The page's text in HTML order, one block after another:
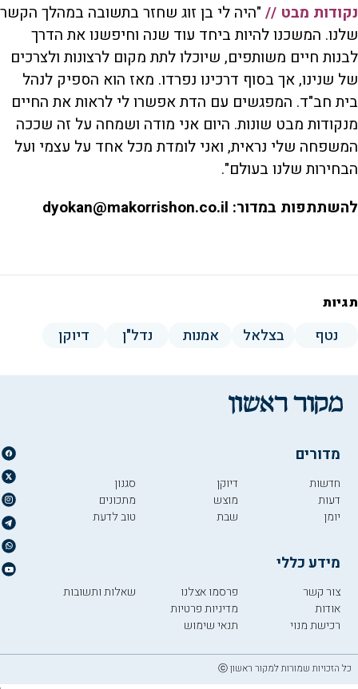
נקודות מבט // "היה לי בן זוג שחזר בתשובה במהלך הקשר
שלנו. המשכנו להיות ביחד עוד שנה וחיפשנו את הדרך
לבנות חיים משותפים, שיוכלו לתת מקום לרצונות ולצרכים
של שנינו, אך בסוף דרכינו נפרדו. מאז הוא הספיק לנהל
בית חב"ד. המפגשים עם הדת אפשרו לי לראות את החיים
מנקודות מבט שונות. היום אני מודה ושמחה על זה שככה
המשפחה שלי נראית, ואני לומדת מכל אחד על עצמי ועל
הבחירות שלנו בעולם".
להשתתפות במדור: dyokan@makorrishon.co.il
תגיות
נטף בצלאל אמנות נדל"ן דיוקן
מדורים
חדשות
דעות
יומן
דיוקן
מוצש
שבת
סגנון
מתכונים
טוב לדעת
מידע כללי
צור קשר
אודות
רכישת מנוי
פרסמו אצלנו
מדיניות פרטיות
תנאי שימוש
שאלות ותשובות
כל הזכויות שמורות למקור ראשון ⓒ